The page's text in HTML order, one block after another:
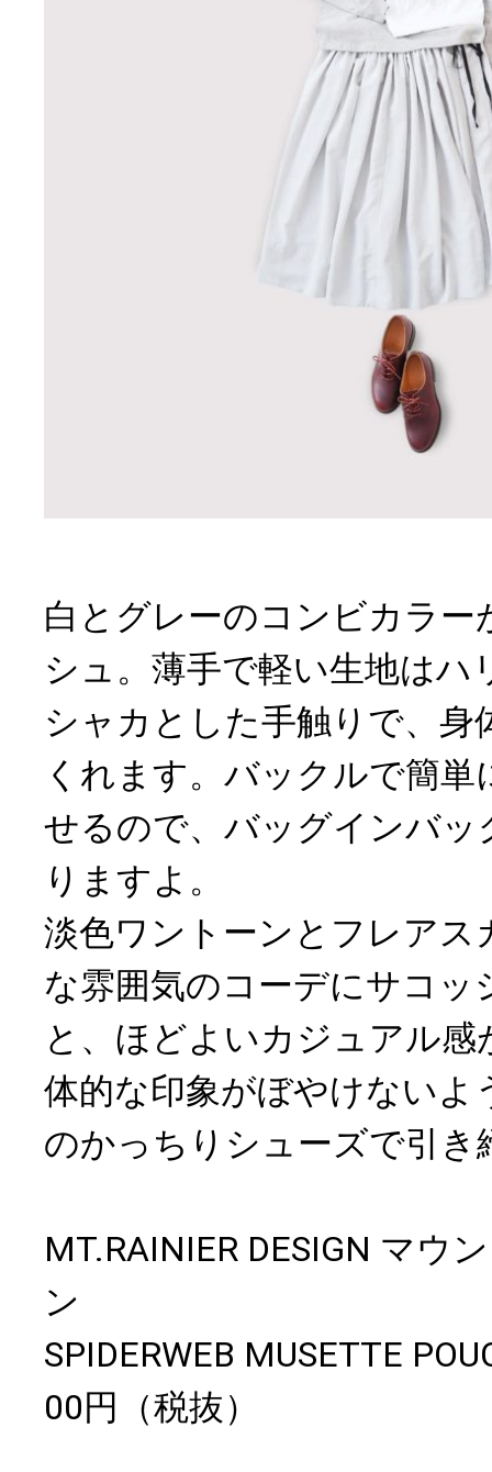
白とグレーのコンビカラ
シュ。薄手で軽い生地はハ
シャカとした手触りで、身
くれます。バックルで簡
せるので、バッグインバッ
りますよ。
淡色ワントーンとフレアス
な雰囲気のコーデにサコッ
と、ほどよいカジュアル
体的な印象がぼやけないよ
のかっちりシューズで引き
MT.RAINIER DESIGN マウ
ン
SPIDERWEB MUSETTE
00円（税抜）